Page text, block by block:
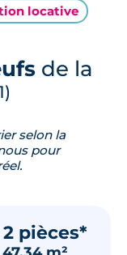
locative
de la
selon la
pour
pièces*